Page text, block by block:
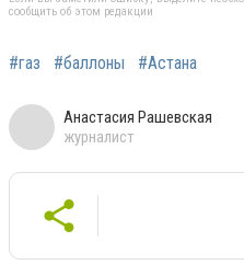
сообщить об этом редакции
#газ #баллоны #Астана
Анастасия Рашевская
журналист